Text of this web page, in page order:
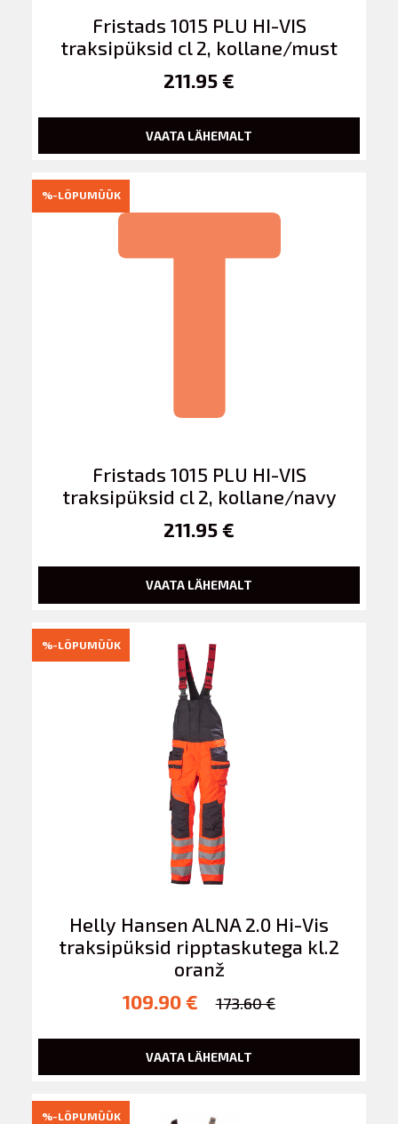
Fristads 1015 PLU HI-VIS
traksipüksid cl 2, kollane/must
211.95 €
VAATA LÄHEMALT
%-LÕPUMÜÜK
Fristads 1015 PLU HI-VIS
traksipüksid cl 2, kollane/navy
211.95 €
VAATA LÄHEMALT
%-LÕPUMÜÜK
Helly Hansen ALNA 2.0 Hi-Vis
traksipüksid ripptaskutega kl.2
oranž
109.90 €
173.60 €
VAATA LÄHEMALT
%-LÕPUMÜÜK